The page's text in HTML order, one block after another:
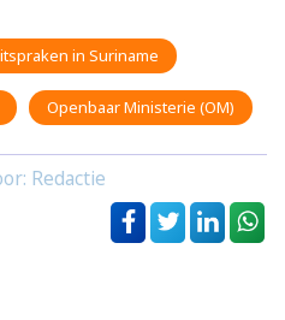
in Suriname
Openbaar Ministerie (OM)
Redactie